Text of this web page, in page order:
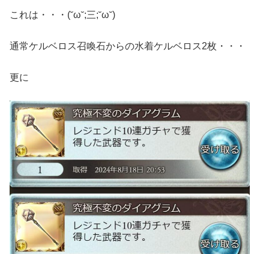
これは・・・(˘ω˘;三;˘ω˘)
通常ケルベロス召喚石からの水着ケルベロス2枚・・・
更に